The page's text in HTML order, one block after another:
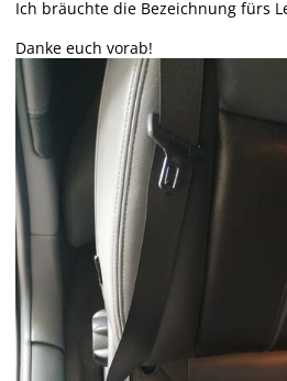
Ich bräuchte die Bezeichnung fürs
Danke euch vorab!